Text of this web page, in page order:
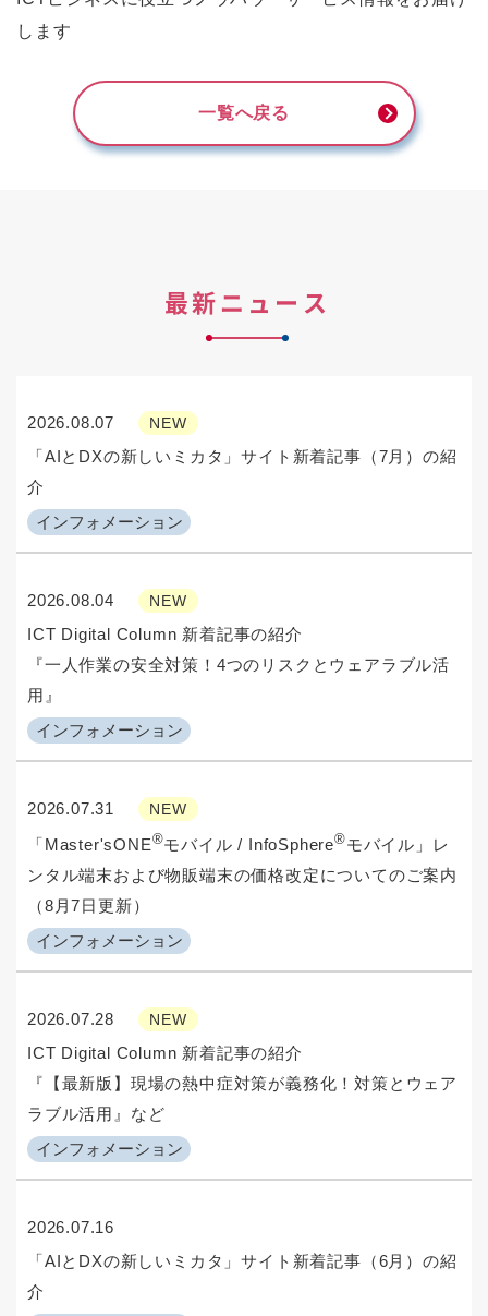
します
一覧へ戻る
最新ニュース
2026.08.07 NEW
インフォメーション
「AIとDXの新しいミカタ」サイト新着記事（7月）の紹
介
2026.08.04 NEW
インフォメーション
ICT Digital Column 新着記事の紹介
『一人作業の安全対策！4つのリスクとウェアラブル活
用』
2026.07.31 NEW
インフォメーション
「Master'sONE®モバイル / InfoSphere®モバイル」レ
ンタル端末および物販端末の価格改定についてのご案内
（8月7日更新）
2026.07.28 NEW
インフォメーション
ICT Digital Column 新着記事の紹介
『【最新版】現場の熱中症対策が義務化！対策とウェア
ラブル活用』など
2026.07.16
「AIとDXの新しいミカタ」サイト新着記事（6月）の紹
介